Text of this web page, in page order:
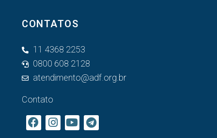
CONTATOS
11 4368 2253
0800 608 2128
atendimento@adf.org.br
Contato